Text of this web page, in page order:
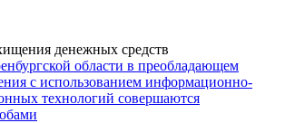
области в преобладающем
с использованием информационно-
технологий совершаются